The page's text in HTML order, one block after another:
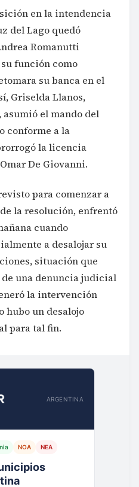
en la intendencia
del Lago quedó
Romanutti
función como
su banca en el
Griselda Llanos,
el mando del
conforme a la
la licencia
De Giovanni.
para comenzar a
la resolución, enfrentó
cuando
a desalojar su
situación que
una denuncia judicial
la intervención
hubo un desalojo
para tal fin.
ARGENTINA
NOA NEA